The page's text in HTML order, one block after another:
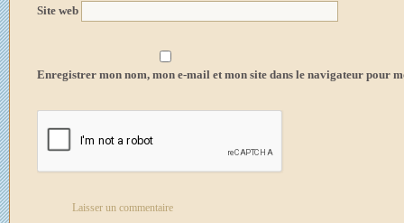
Site web
Enregistrer mon nom, mon e-mail et mon site dans le navigateur pour